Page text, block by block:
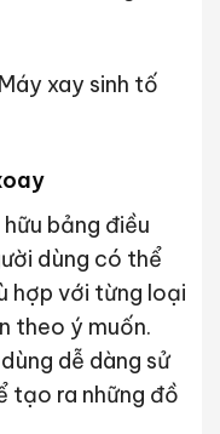
bảng điều
dùng có thể
hợp với từng loại
theo ý muốn.
dễ dàng sử
tạo ra những đồ